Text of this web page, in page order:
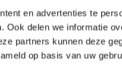
en advertenties te
Ook delen we informatie
partners kunnen deze
op basis van uw
Ø 1000
BEKIJK JE WINKELMAND